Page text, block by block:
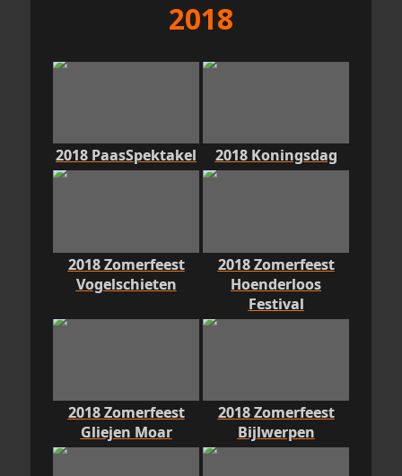
2018
2018 PaasSpektakel 2018 Koningsdag
2018 Zomerfeest
Vogelschieten
2018 Zomerfeest
Hoenderloos
Festival
2018 Zomerfeest
Gliejen Moar
2018 Zomerfeest
Bijlwerpen